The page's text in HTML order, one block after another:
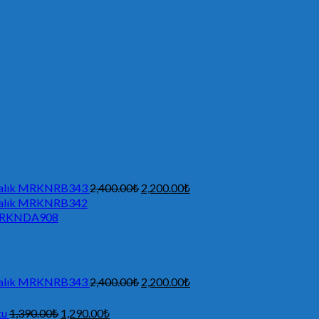
MRKNRB3432,400.00₺ 2,200.00₺
MRKNRB342
MRKNRB3432,400.00₺ 2,200.00₺
1,390.00₺ 1,290.00₺